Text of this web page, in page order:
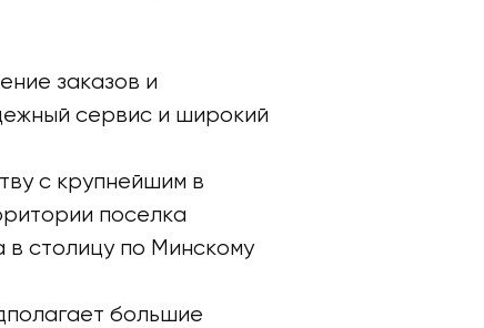
заказов и
сервис и широкий
с крупнейшим в
поселка
в столицу по Минскому
большие